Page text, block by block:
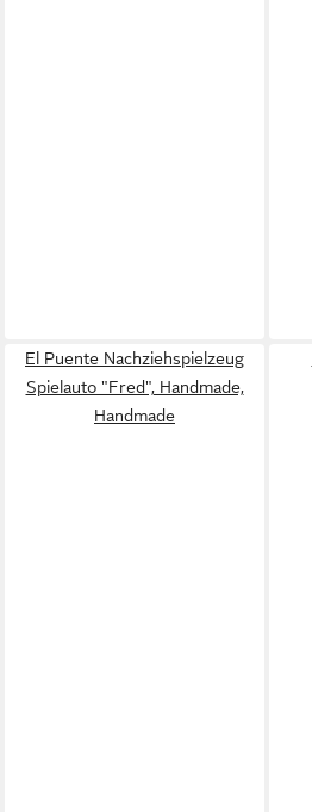
El Puente Nachziehspielzeug
Spielauto "Fred", Handmade,
Handmade